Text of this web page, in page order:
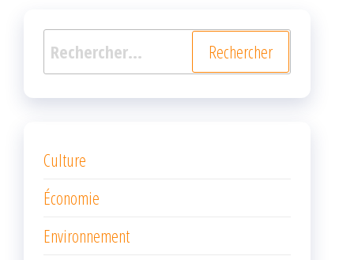
Rechercher :
Culture
Économie
Environnement